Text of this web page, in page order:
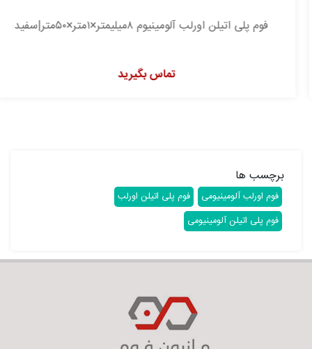
فوم پلی اتیلن اورلب آلومینیوم ۸میلیمتر×۱متر×۵۰متر|سفید
تماس بگیرید
برچسب ها
فوم اورلب آلومینیومی
فوم پلی اتیلن اورلب
فوم پلی اتیلن آلومینیومی